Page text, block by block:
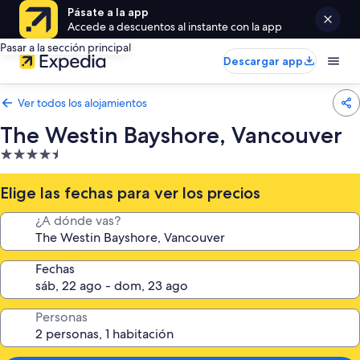
Pásate a la app
Accede a descuentos al instante con la app
Pasar a la sección principal
Descargar app
Ver todos los alojamientos
The Westin Bayshore, Vancouver
Alojamiento
de
4.5 estrellas
Elige las fechas para ver los precios
¿A dónde vas?
Fechas
Personas